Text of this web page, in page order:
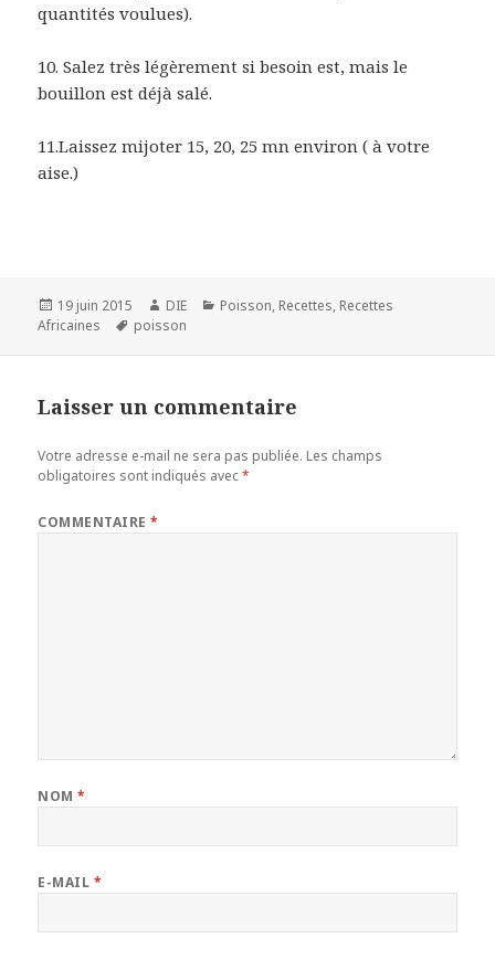
quantités voulues).
10. Salez très légèrement si besoin est, mais le
bouillon est déjà salé.
11.Laissez mijoter 15, 20, 25 mn environ ( à votre
aise.)
Publié
le
19 juin 2015 Auteur
DIE Catégories
Poisson, Recettes, Recettes
Africaines
Mots-
poisson
Laisser un commentaire
Votre adresse e-mail ne sera pas publiée. Les champs
obligatoires sont indiqués avec*
COMMENTAIRE*
NOM*
E-MAIL *